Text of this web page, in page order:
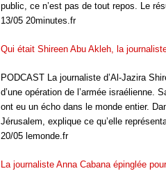
public, ce n’est pas de tout repos. Le
13/05 20minutes.fr
Qui était Shireen Abu Akleh, la
PODCAST La journaliste d’Al-Jazira
d’une opération de l’armée israélienne.
ont eu un écho dans le monde entier.
Jérusalem, explique ce qu’elle
20/05 lemonde.fr
La journaliste Anna Cabana épinglée